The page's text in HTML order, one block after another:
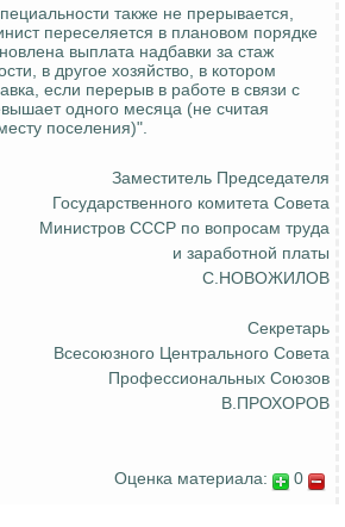
также не прерывается,
переселяется в плановом порядке
выплата надбавки за стаж
в другое хозяйство, в котором
если перерыв в работе в связи с
одного месяца (не считая
поселения)".
Заместитель Председателя
Государственного комитета Совета
Министров СССР по вопросам труда
и заработной платы
С.НОВОЖИЛОВ
Секретарь
Всесоюзного Центрального Совета
Профессиональных Союзов
В.ПРОХОРОВ
Оценка материала: 0